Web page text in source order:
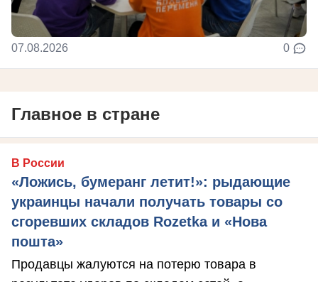
07.08.2026 0
Главное в стране
В России
«Ложись, бумеранг летит!»: рыдающие
украинцы начали получать товары со
сгоревших складов Rozetka и «Нова
пошта»
Продавцы жалуются на потерю товара в